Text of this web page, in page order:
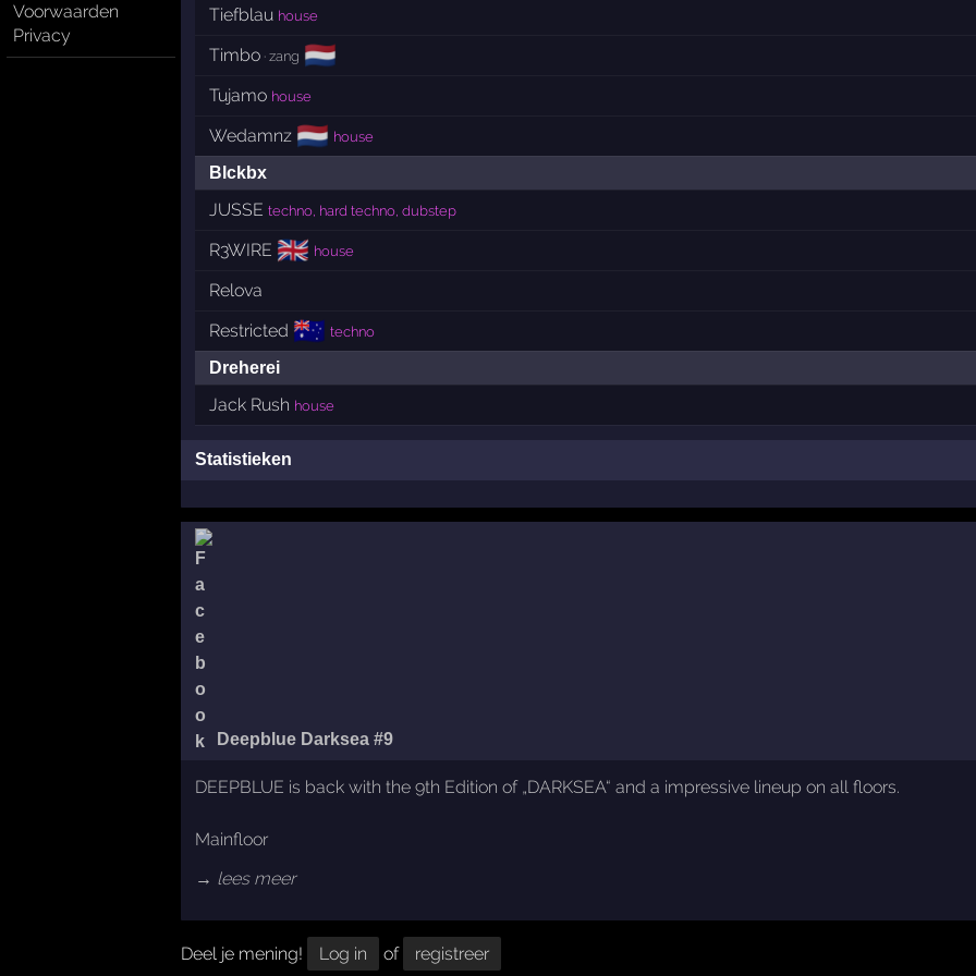
Voorwaarden
Privacy
Tiefblau house
Timbo· zang 🇳🇱
Tujamo house
Wedamnz 🇳🇱 house
Blckbx
JUSSE techno, hard techno, dubstep
R3WIRE 🇬🇧 house
Relova
Restricted 🇦🇺 techno
Dreherei
Jack Rush house
Statistieken
Deepblue Darksea #9
DEEPBLUE is back with the 9th Edition of „DARKSEA“ and a impressive lineup on all floors.
Mainfloor
→ lees meer
Deel je mening! Log in of registreer